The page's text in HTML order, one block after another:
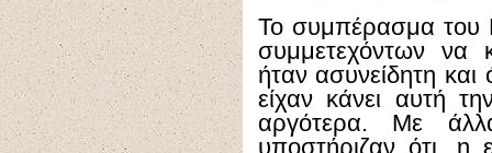
Το συμπέρασμα του
συμμετεχόντων να
ήταν ασυνείδητη και
είχαν κάνει αυτή
αργότερα. Με
υποστήριζαν ότι,